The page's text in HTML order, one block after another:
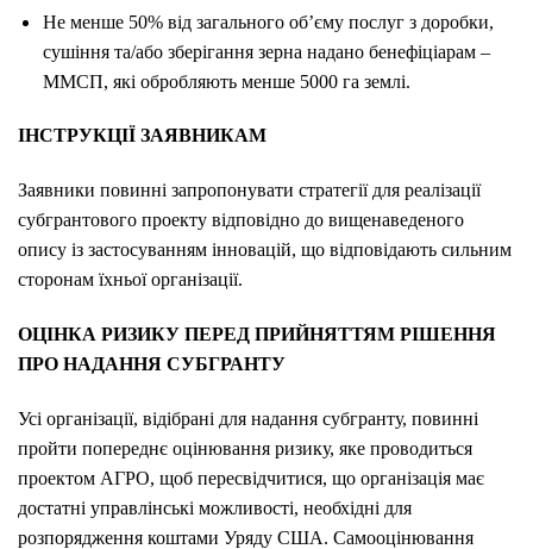
Не менше 50% від загального об’єму послуг з доробки,
сушіння та/або зберігання зерна надано бенефіціарам –
ММСП, які обробляють менше 5000 га землі.
ІНСТРУКЦІЇ ЗАЯВНИКАМ
Заявники повинні запропонувати стратегії для реалізації
субгрантового проекту відповідно до вищенаведеного
опису із застосуванням інновацій, що відповідають сильним
сторонам їхньої організації.
ОЦІНКА РИЗИКУ ПЕРЕД ПРИЙНЯТТЯМ РІШЕННЯ
ПРО НАДАННЯ СУБГРАНТУ
Усі організації, відібрані для надання субгранту, повинні
пройти попереднє оцінювання ризику, яке проводиться
проектом АГРО, щоб пересвідчитися, що організація має
достатні управлінські можливості, необхідні для
розпорядження коштами Уряду США. Самооцінювання